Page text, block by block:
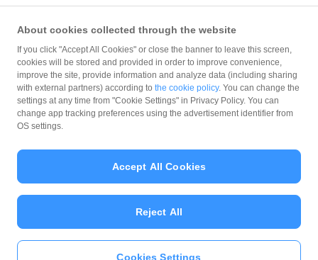
ウェブサイト利用規約
反社会的勢力に対する方針
勧誘方針
マネロン等基本方針
カスタマーハラスメントに関する当社の考え方
© PayPay Corporation
About cookies collected through the website
If you click "Accept All Cookies" or close the banner to leave this screen,
cookies will be stored and provided in order to improve convenience,
improve the site, provide information and analyze data (including sharing
with external partners) according to the cookie policy. You can change the
settings at any time from "Cookie Settings" in Privacy Policy. You can
change app tracking preferences using the advertisement identifier from
OS settings.
Cookies Settings
Reject All
Accept All Cookies